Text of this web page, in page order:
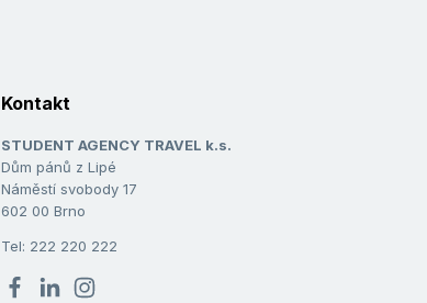
Kontakt
STUDENT AGENCY TRAVEL k.s.
Dům pánů z Lipé
Náměstí svobody 17
602 00 Brno
Tel: 222 220 222